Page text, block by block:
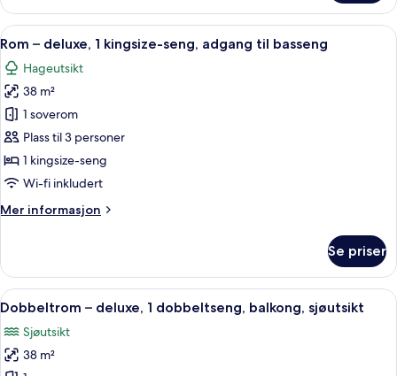
Room,
Double
bed,
Bunk
bed
Åpne
alle
bildene
av
Rom
–
deluxe,
1
seng,
basseng
Rom – deluxe, 1 kingsize-seng,
16
Rom – deluxe, 1 kingsize-seng, adgang til basseng
Hageutsikt
38 m²
1 soverom
Plass til 3 personer
1 kingsize-seng
Wi-fi inkludert
Mer informasjon
Mer
–
deluxe,
1
seng,
adgang
til
Se priser
Åpne
alle
bildene
av
Dobbeltrom – deluxe, 1
13
Dobbeltrom – deluxe, 1 dobbeltseng, balkong, sjøutsikt
Sjøutsikt
38 m²